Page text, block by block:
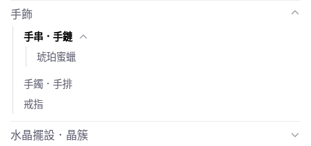
手飾
手串．手鏈
琥珀蜜蠟
手鐲．手排
戒指
水晶擺設．晶簇